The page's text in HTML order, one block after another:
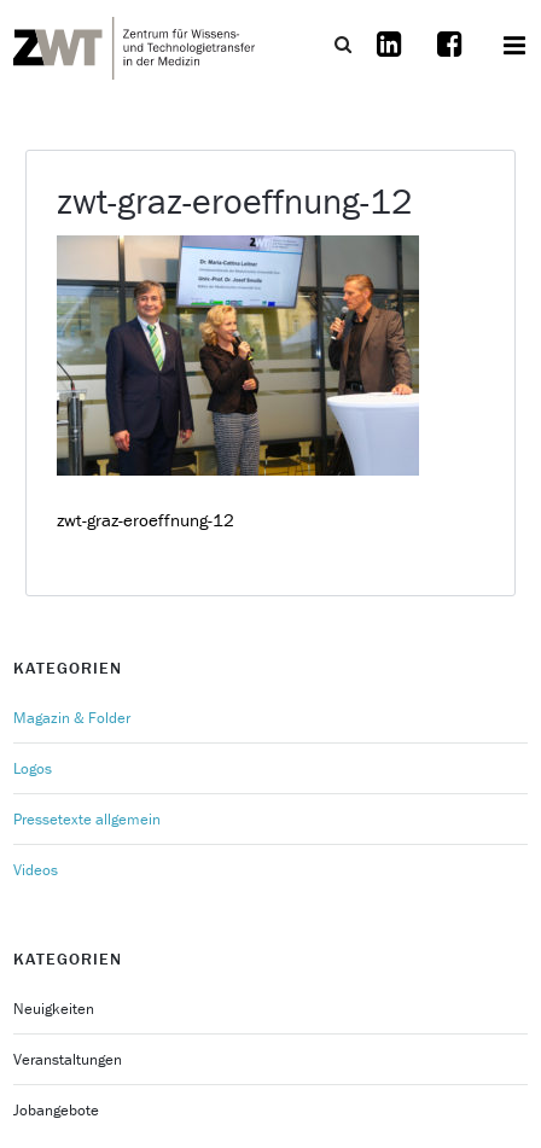
zwt-graz-eroeffnung-12
zwt-graz-eroeffnung-12
KATEGORIEN
Magazin & Folder
Logos
Pressetexte allgemein
Videos
KATEGORIEN
Neuigkeiten
Veranstaltungen
Jobangebote